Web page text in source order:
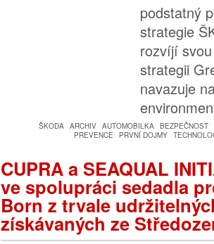
podstatný
strategie
rozvíjí
strategii
navazuje
ŠKODA ARCHIV AUTOMOBILKA BEZPEČNOST
PREVENCE
PRVNÍ DOJMY
CUPRA a SEAQUAL
ve spolupráci sedadla
Born z trvale
získávaných ze